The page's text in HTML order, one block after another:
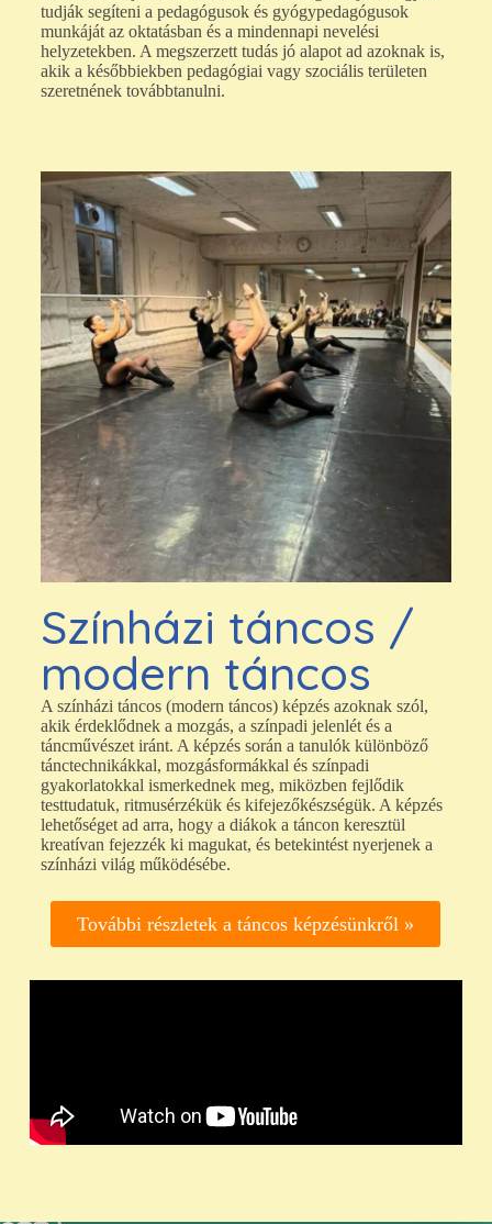
tudják segíteni a pedagógusok és gyógypedagógusok
munkáját az oktatásban és a mindennapi nevelési
helyzetekben. A megszerzett tudás jó alapot ad azoknak is,
akik a későbbiekben pedagógiai vagy szociális területen
szeretnének továbbtanulni.
Színházi táncos /
modern táncos
A színházi táncos (modern táncos) képzés azoknak szól,
akik érdeklődnek a mozgás, a színpadi jelenlét és a
táncművészet iránt. A képzés során a tanulók különböző
tánctechnikákkal, mozgásformákkal és színpadi
gyakorlatokkal ismerkednek meg, miközben fejlődik
testtudatuk, ritmusérzékük és kifejezőkészségük. A képzés
lehetőséget ad arra, hogy a diákok a táncon keresztül
kreatívan fejezzék ki magukat, és betekintést nyerjenek a
színházi világ működésébe.
További részletek a táncos képzésünkről »